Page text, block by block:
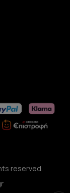
reserved.